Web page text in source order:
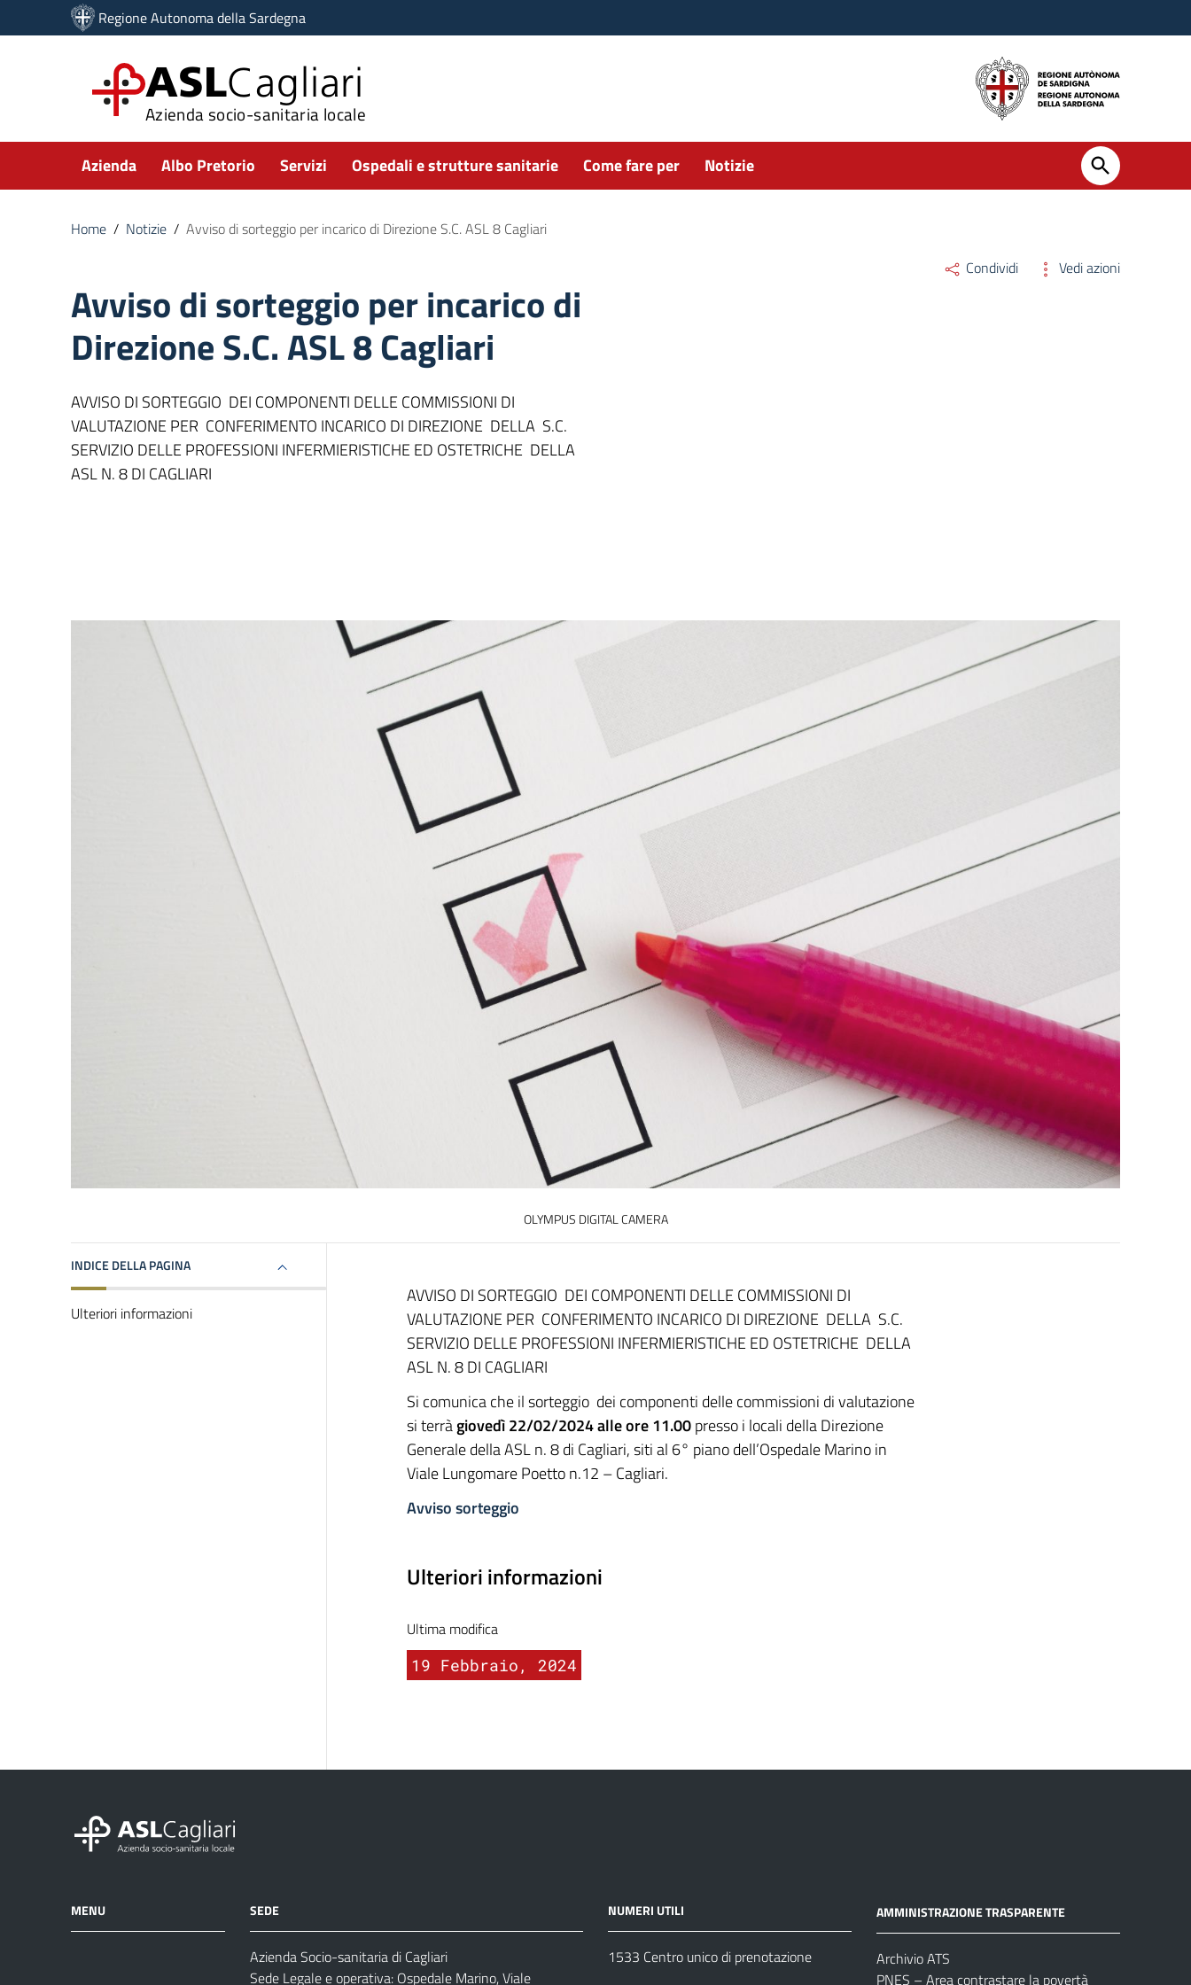
Vai ai contenuti
Vai al menu di navigazione
Regione Autonoma della Sardegna
ASLCagliari
Azienda socio-sanitaria locale
Submenu
Azienda Albo Pretorio Servizi Ospedali e strutture sanitarie Come fare per Notizie
Home / Notizie / Avviso di sorteggio per incarico di Direzione S.C. ASL 8 Cagliari
Avviso di sorteggio per incarico di
Direzione S.C. ASL 8 Cagliari
AVVISO DI SORTEGGIO DEI COMPONENTI DELLE COMMISSIONI DI
VALUTAZIONE PER CONFERIMENTO INCARICO DI DIREZIONE DELLA S.C.
SERVIZIO DELLE PROFESSIONI INFERMIERISTICHE ED OSTETRICHE DELLA
ASL N. 8 DI CAGLIARI
Condividi Vedi azioni
OLYMPUS DIGITAL CAMERA
INDICE DELLA PAGINA
Ulteriori informazioni
AVVISO DI SORTEGGIO DEI COMPONENTI DELLE COMMISSIONI DI
VALUTAZIONE PER CONFERIMENTO INCARICO DI DIREZIONE DELLA S.C.
SERVIZIO DELLE PROFESSIONI INFERMIERISTICHE ED OSTETRICHE DELLA
ASL N. 8 DI CAGLIARI
Si comunica che il sorteggio dei componenti delle commissioni di valutazione
si terràgiovedì 22/02/2024 alle ore 11.00presso i locali della Direzione
Generale della ASL n. 8 di Cagliari, siti al 6° piano dell’Ospedale Marino in
Viale Lungomare Poetto n.12 – Cagliari.
Avviso sorteggio
Ulteriori informazioni
Ultima modifica
19 Febbraio, 2024
MENU SEDE
Azienda Socio-sanitaria di Cagliari
Sede Legale e operativa: Ospedale Marino, Viale
NUMERI UTILI
1533 Centro unico di prenotazione
AMMINISTRAZIONE TRASPARENTE
Archivio ATS
PNES – Area contrastare la povertà